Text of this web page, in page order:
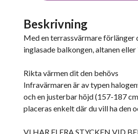
Beskrivning
Med en terrassvärmare förlänger
inglasade balkongen, altanen
Rikta värmen dit den behövs
Infravärmaren är av typen
och en justerbar höjd (157-187
placeras enkelt där du vill ha den
VI HAR FLERA STYCKEN VID